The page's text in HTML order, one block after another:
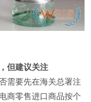
但建议关注
需要先在海关总署注
商零售进口商品按个